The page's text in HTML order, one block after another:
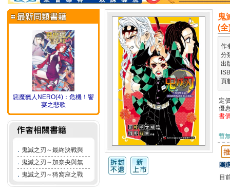
惡魔獵人NERO(4)：危機！饗
宴之悲歌
． 鬼滅之刃～最終決戰與
． 鬼滅之刃～加奈央與無
． 鬼滅之刃～猗窩座之戰
鬼
(全
作
分
出
頁
定
優
書
暫
團
目